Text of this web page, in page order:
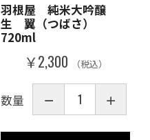
羽根屋 純米大吟醸
生 翼（つばさ）
720ml
￥2,300 （税込）
数量